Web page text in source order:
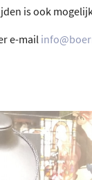
is ook
e-mail